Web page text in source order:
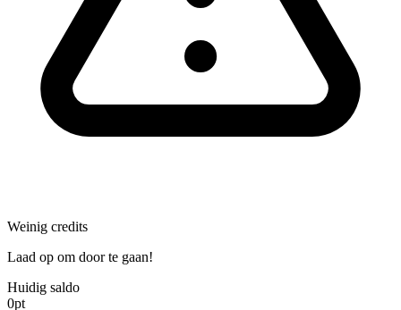
Weinig credits
Laad op om door te gaan!
Huidig saldo
0pt